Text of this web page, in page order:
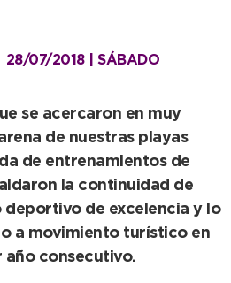
28/07/2018 | SÁBADO
se acercaron en muy
de nuestras playas
de entrenamientos de
la continuidad de
de excelencia y lo
a movimiento turístico en
consecutivo.